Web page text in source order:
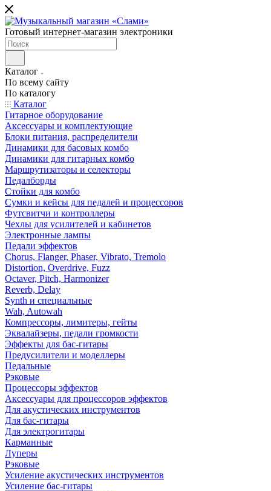
Готовый интернет-магазин электроники
Каталог
По всему сайту
По каталогу
Каталог
Гитарное оборудование
Аксессуары и комплектующие
Блоки питания, распределители
Динамики для басовых комбо
Динамики для гитарных комбо
Маршрутизаторы и селекторы
Педалборды
Стойки для комбо
Сумки и кейсы для педалей и процессоров
Футсвитчи и контроллеры
Чехлы для усилителей и кабинетов
Электронные лампы
Педали эффектов
Chorus, Flanger, Phaser, Vibrato, Tremolo
Distortion, Overdrive, Fuzz
Octaver, Pitch, Harmonizer
Reverb, Delay
Synth и специальные
Wah, Autowah
Компрессоры, лимитеры, гейты
Эквалайзеры, педали громкости
Эффекты для бас-гитары
Предусилители и моделлеры
Педальные
Рэковые
Процессоры эффектов
Аксессуары для процессоров эффектов
Для акустических инструментов
Для бас-гитары
Для электрогитары
Карманные
Луперы
Рэковые
Усиление акустических инструментов
Усиление бас-гитары